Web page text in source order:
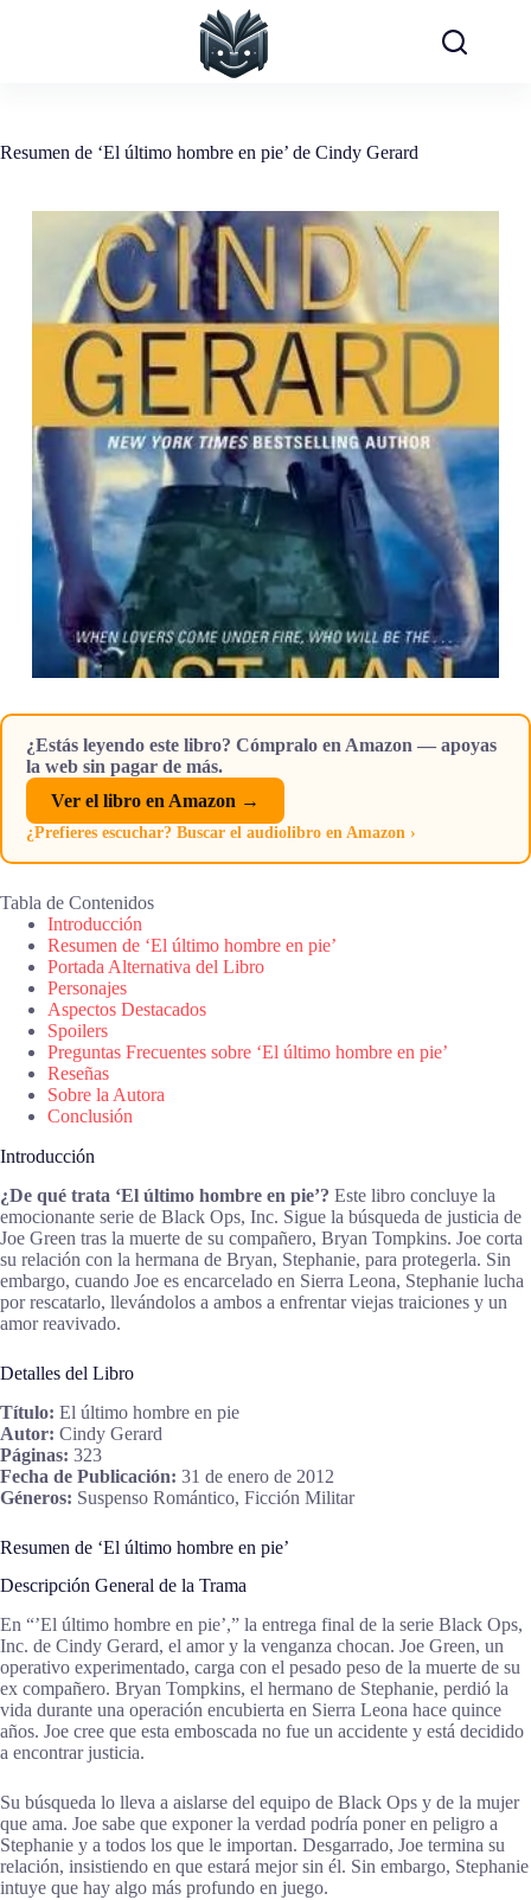
Resumen de ‘El último hombre en pie’ de Cindy Gerard
¿Estás leyendo este libro? Cómpralo en Amazon — apoyas
la web sin pagar de más.
Ver el libro en Amazon →
¿Prefieres escuchar? Buscar el audiolibro en Amazon ›
Tabla de Contenidos
Introducción
Resumen de ‘El último hombre en pie’
Portada Alternativa del Libro
Personajes
Aspectos Destacados
Spoilers
Preguntas Frecuentes sobre ‘El último hombre en pie’
Reseñas
Sobre la Autora
Conclusión
Introducción
¿De qué trata ‘El último hombre en pie’? Este libro concluye la
emocionante serie de Black Ops, Inc. Sigue la búsqueda de justicia de
Joe Green tras la muerte de su compañero, Bryan Tompkins. Joe corta
su relación con la hermana de Bryan, Stephanie, para protegerla. Sin
embargo, cuando Joe es encarcelado en Sierra Leona, Stephanie lucha
por rescatarlo, llevándolos a ambos a enfrentar viejas traiciones y un
amor reavivado.
Detalles del Libro
Título: El último hombre en pie
Autor: Cindy Gerard
Páginas: 323
Fecha de Publicación: 31 de enero de 2012
Géneros: Suspenso Romántico, Ficción Militar
Resumen de ‘El último hombre en pie’
Descripción General de la Trama
En “’El último hombre en pie’,” la entrega final de la serie Black Ops,
Inc. de Cindy Gerard, el amor y la venganza chocan. Joe Green, un
operativo experimentado, carga con el pesado peso de la muerte de su
ex compañero. Bryan Tompkins, el hermano de Stephanie, perdió la
vida durante una operación encubierta en Sierra Leona hace quince
años. Joe cree que esta emboscada no fue un accidente y está decidido
a encontrar justicia.
Su búsqueda lo lleva a aislarse del equipo de Black Ops y de la mujer
que ama. Joe sabe que exponer la verdad podría poner en peligro a
Stephanie y a todos los que le importan. Desgarrado, Joe termina su
relación, insistiendo en que estará mejor sin él. Sin embargo, Stephanie
intuye que hay algo más profundo en juego.